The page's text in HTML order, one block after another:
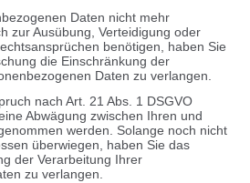
Daten nicht mehr
zur Ausübung, Verteidigung oder
benötigen, haben Sie
die Einschränkung der
Daten zu verlangen.
nach Art. 21 Abs. 1 DSGVO
Abwägung zwischen Ihren und
werden. Solange noch nicht
überwiegen, haben Sie das
der Verarbeitung Ihrer
zu verlangen.